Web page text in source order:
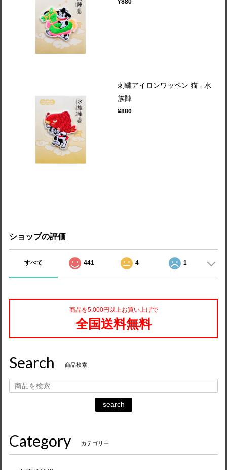
¥880
刺繍アイロンワッペン 猫 - 水
族陣
¥880
ショップの評価
すべて 441 4 1
商品を5,000円以上お買い上げで
全国送料無料
Search 商品検索
search
Category カテゴリー